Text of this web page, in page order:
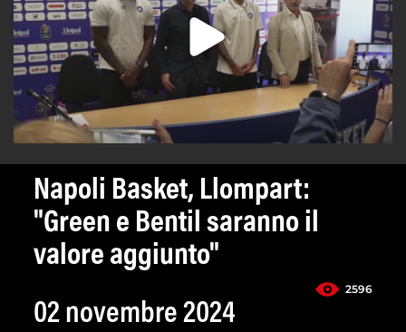
Napoli Basket, Llompart:
"Green e Bentil saranno il
valore aggiunto"
2596
02 novembre 2024